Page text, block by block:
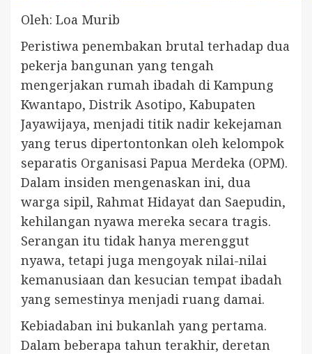
Oleh: Loa Murib
Peristiwa penembakan brutal terhadap dua
pekerja bangunan yang tengah
mengerjakan rumah ibadah di Kampung
Kwantapo, Distrik Asotipo, Kabupaten
Jayawijaya, menjadi titik nadir kekejaman
yang terus dipertontonkan oleh kelompok
separatis Organisasi Papua Merdeka (OPM).
Dalam insiden mengenaskan ini, dua
warga sipil, Rahmat Hidayat dan Saepudin,
kehilangan nyawa mereka secara tragis.
Serangan itu tidak hanya merenggut
nyawa, tetapi juga mengoyak nilai-nilai
kemanusiaan dan kesucian tempat ibadah
yang semestinya menjadi ruang damai.
Kebiadaban ini bukanlah yang pertama.
Dalam beberapa tahun terakhir, deretan